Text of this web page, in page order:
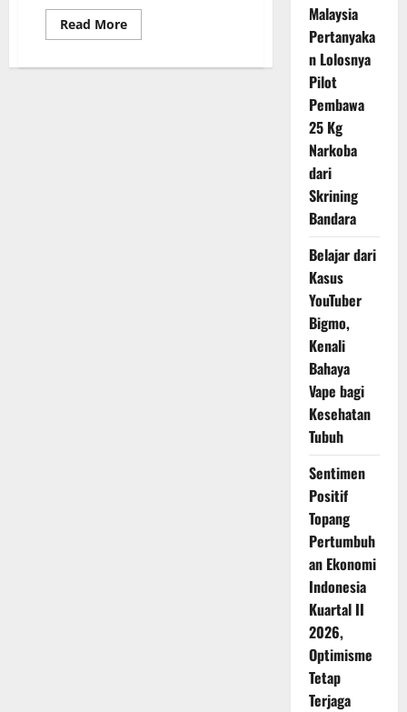
Read MoreRead
more
Malaysia
Pertanyaka
n Lolosnya
Pilot
Pembawa
25 Kg
Narkoba
dari
Skrining
Bandara
Belajar dari
Kasus
YouTuber
Bigmo,
Kenali
Bahaya
Vape bagi
Kesehatan
Tubuh
Sentimen
Positif
Topang
Pertumbuh
an Ekonomi
Indonesia
Kuartal II
2026,
Optimisme
Tetap
Terjaga